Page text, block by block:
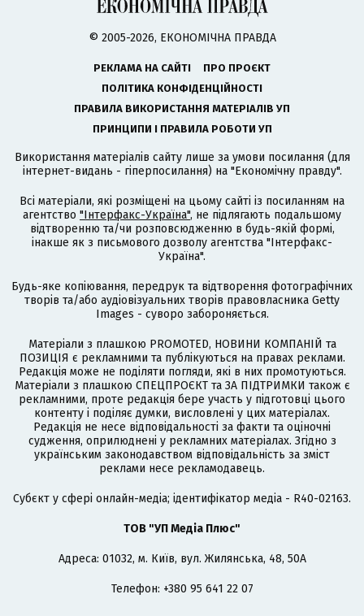
© 2005-2026, ЕКОНОМІЧНА ПРАВДА
РЕКЛАМА НА САЙТІ
ПРО ПРОЄКТ
ПОЛІТИКА КОНФІДЕНЦІЙНОСТІ
ПРАВИЛА ВИКОРИСТАННЯ МАТЕРІАЛІВ УП
ПРИНЦИПИ І ПРАВИЛА РОБОТИ УП
Використання матеріалів сайту лише за умови посилання (для
інтернет-видань - гіперпосилання) на "Економічну правду".
Всі матеріали, які розміщені на цьому сайті із посиланням на
агентство "Інтерфакс-Україна", не підлягають подальшому
відтворенню та/чи розповсюдженню в будь-якій формі,
інакше як з письмового дозволу агентства "Інтерфакс-
Україна".
Будь-яке копіювання, передрук та відтворення фотографічних
творів та/або аудіовізуальних творів правовласника Getty
Images - суворо забороняється.
Матеріали з плашкою PROMOTED, НОВИНИ КОМПАНІЙ та
ПОЗИЦІЯ є рекламними та публікуються на правах реклами.
Редакція може не поділяти погляди, які в них промотуються.
Матеріали з плашкою СПЕЦПРОЄКТ та ЗА ПІДТРИМКИ також є
рекламними, проте редакція бере участь у підготовці цього
контенту і поділяє думки, висловлені у цих матеріалах.
Редакція не несе відповідальності за факти та оціночні
судження, оприлюднені у рекламних матеріалах. Згідно з
українським законодавством відповідальність за зміст
реклами несе рекламодавець.
Cубєкт у сфері онлайн-медіа; ідентифікатор медіа - R40-02163.
ТОВ "УП Медіа Плюс"
Адреса: 01032, м. Київ, вул. Жилянська, 48, 50А
Телефон: +380 95 641 22 07